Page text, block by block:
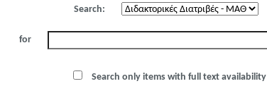
Search:
for
Search only items with full text availability